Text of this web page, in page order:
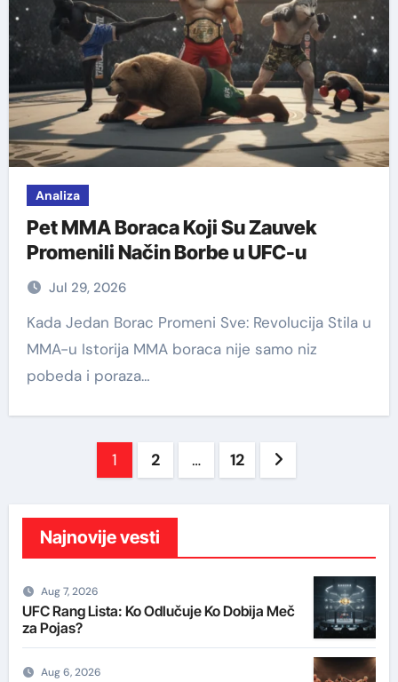
Analiza
Pet MMA Boraca Koji Su Zauvek
Promenili Način Borbe u UFC-u
Jul 29, 2026
Kada Jedan Borac Promeni Sve: Revolucija Stila u
MMA-u Istorija MMA boraca nije samo niz
pobeda i poraza…
1 2 … 12
Najnovije vesti
Aug 7, 2026
UFC Rang Lista: Ko Odlučuje Ko Dobija Meč
za Pojas?
Aug 6, 2026